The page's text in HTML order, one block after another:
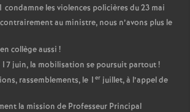
condamne les violences policières du 23 mai
au ministre, nous n’avons plus le
collège aussi !
17 juin, la mobilisation se poursuit partout!
rassemblements, le 1 er juillet, à l’appel de
la mission de Professeur Principal